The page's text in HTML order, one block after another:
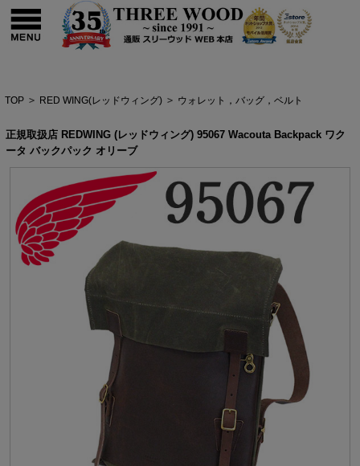
TOP > RED WING(レッドウィング) > ウォレット，バッグ，ベルト
正規取扱店 REDWING (レッドウィング) 95067 Wacouta Backpack ワク
ータ バックパック オリーブ